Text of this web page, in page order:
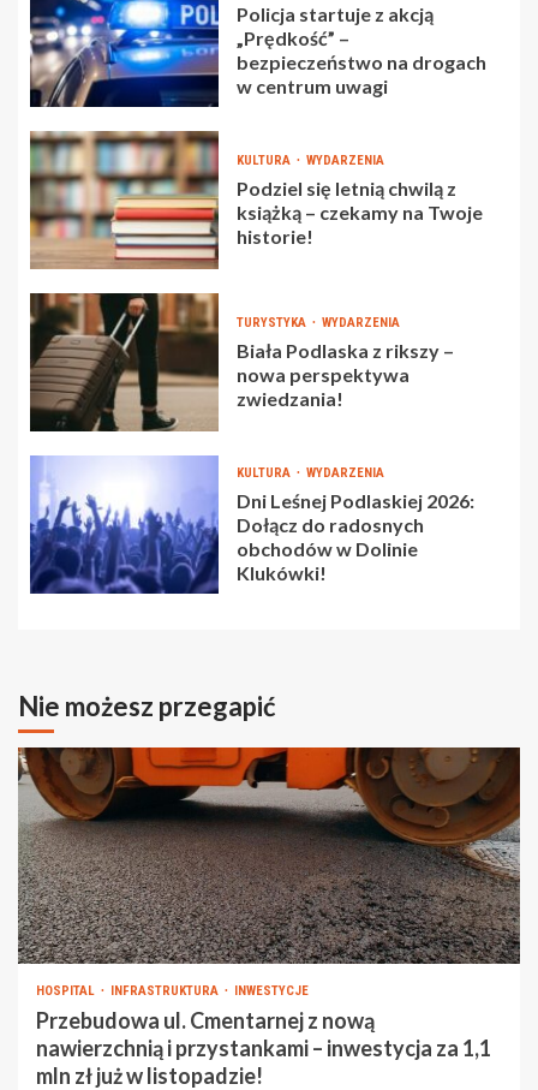
Policja startuje z akcją
„Prędkość” –
bezpieczeństwo na drogach
w centrum uwagi
KULTURA WYDARZENIA
Podziel się letnią chwilą z
książką – czekamy na Twoje
historie!
TURYSTYKA WYDARZENIA
Biała Podlaska z rikszy –
nowa perspektywa
zwiedzania!
KULTURA WYDARZENIA
Dni Leśnej Podlaskiej 2026:
Dołącz do radosnych
obchodów w Dolinie
Klukówki!
Nie możesz przegapić
HOSPITAL INFRASTRUKTURA INWESTYCJE
Przebudowa ul. Cmentarnej z nową
nawierzchnią i przystankami – inwestycja za 1,1
mln zł już w listopadzie!